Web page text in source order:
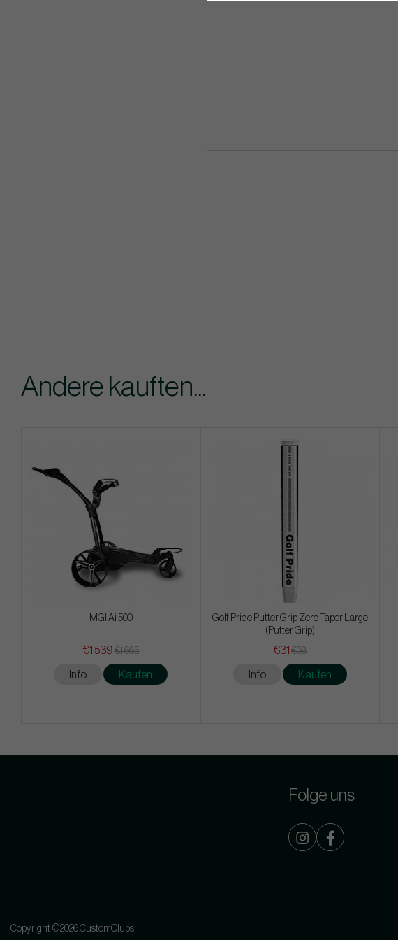
Andere kauften...
MGI Ai 500
€1 539 €1 665
Info Kaufen
Golf Pride Putter Grip Zero Taper Large
(Putter Grip)
€31 €38
Info Kaufen
Folge uns
Copyright ©2026 CustomClubs